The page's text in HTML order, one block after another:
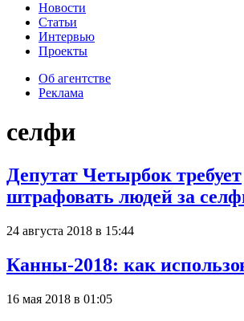
Новости
Статьи
Интервью
Проекты
Об агентстве
Реклама
селфи
Депутат Четырбок требует
штрафовать людей за
24 августа 2018 в 15:44
Канны-2018: как
16 мая 2018 в 01:05